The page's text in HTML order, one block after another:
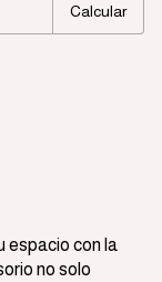
Calcular
espacio con la
no solo